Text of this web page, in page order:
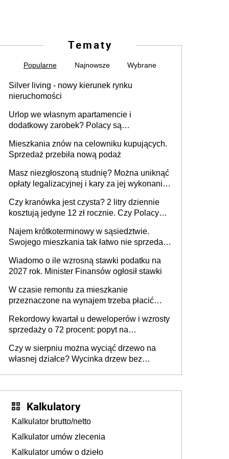
Tematy
Popularne Najnowsze Wybrane
Silver living - nowy kierunek rynku
nieruchomości
Urlop we własnym apartamencie i
dodatkowy zarobek? Polacy są
Mieszkania znów na celowniku kupujących.
Sprzedaż przebiła nową podaż
Masz niezgłoszoną studnię? Można uniknąć
opłaty legalizacyjnej i kary za jej wykonanie,
Czy kranówka jest czysta? 2 litry dziennie
kosztują jedyne 12 zł rocznie. Czy Polacy
Najem krótkoterminowy w sąsiedztwie.
Swojego mieszkania tak łatwo nie sprzedaż
Wiadomo o ile wzrosną stawki podatku na
2027 rok. Minister Finansów ogłosił stawki
W czasie remontu za mieszkanie
przeznaczone na wynajem trzeba płacić
realizuje w nim potrzeb mieszkaniowych
Rekordowy kwartał u deweloperów i wzrosty
sprzedaży o 72 procent: popyt na
Czy w sierpniu można wyciąć drzewo na
własnej działce? Wycinka drzew bez
Kalkulatory
Kalkulator brutto/netto
Kalkulator umów zlecenia
Kalkulator umów o dzieło